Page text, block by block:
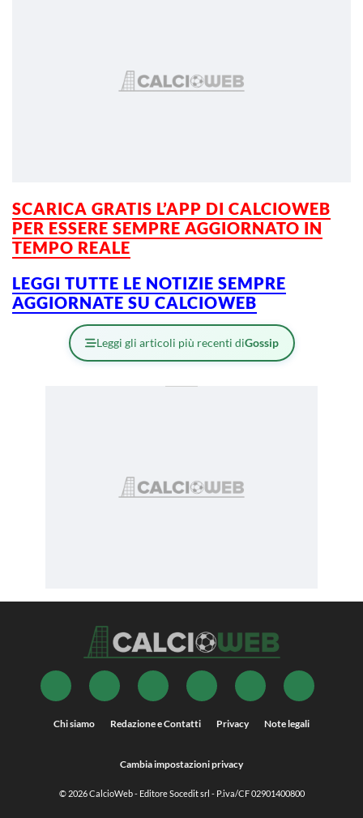
SCARICA GRATIS L’APP DI CALCIOWEB
PER ESSERE SEMPRE AGGIORNATO IN
TEMPO REALE
LEGGI TUTTE LE NOTIZIE SEMPRE
AGGIORNATE SU CALCIOWEB
Leggi gli articoli più recenti diGossip
Chi siamo Redazione e Contatti Privacy Note legali
Cambia impostazioni privacy
© 2026CalcioWeb- Editore Socedit srl - P.iva/CF 02901400800